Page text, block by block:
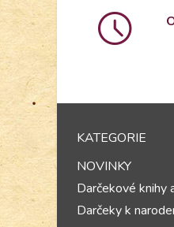
KATEGORIE
NOVINKY
Darčekové knihy
Darčeky k